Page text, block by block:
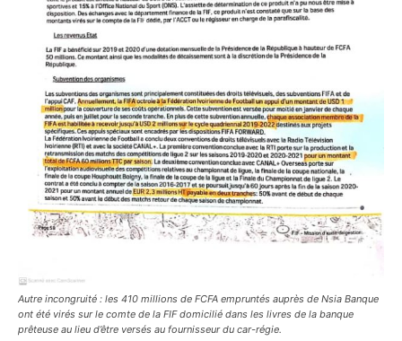
Autre incongruité : les 410 millions de FCFA empruntés auprès de Nsia Banque
ont été virés sur le comte de la FIF domicilié dans les livres de la banque
prêteuse au lieu d’être versés au fournisseur du car-régie.